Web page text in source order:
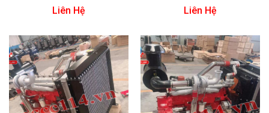
Liên Hệ
Liên Hệ